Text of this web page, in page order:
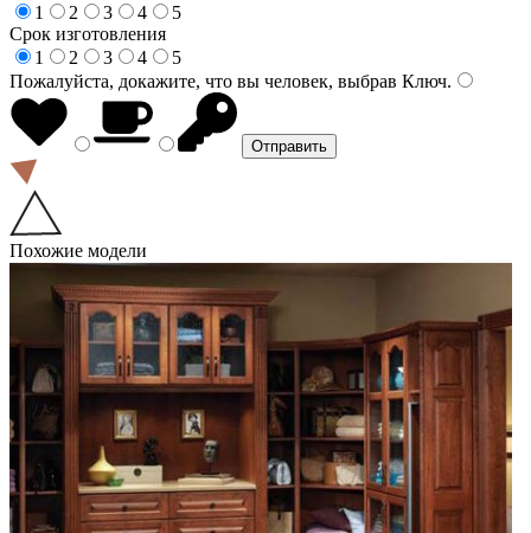
1
2 3 4
5
Срок изготовления
1
2 3 4
5
Пожалуйста, докажите, что вы человек, выбрав Ключ.
Похожие модели